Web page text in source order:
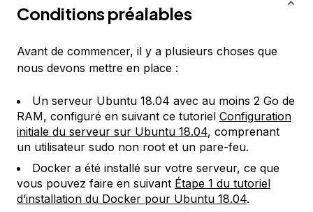
Conditions préalables
Avant de commencer, il y a plusieurs choses que
nous devons mettre en place :
Un serveur Ubuntu 18.04 avec au moins 2 Go de
RAM, configuré en suivant ce tutoriel Configuration
initiale du serveur sur Ubuntu 18.04, comprenant
un utilisateur sudo non root et un pare-feu.
Docker a été installé sur votre serveur, ce que
vous pouvez faire en suivant Étape 1 du tutoriel
d’installation du Docker pour Ubuntu 18.04.